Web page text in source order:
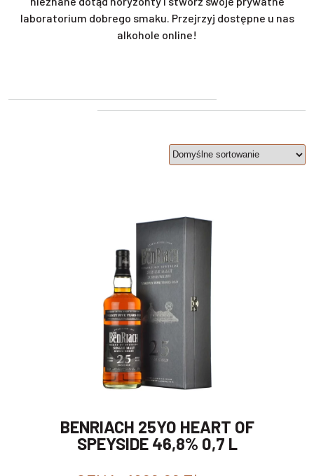
laboratorium dobrego smaku. Przejrzyj dostępne u nas
alkohole online!
BENRIACH 25YO HEART OF
SPEYSIDE 46,8% 0,7 L